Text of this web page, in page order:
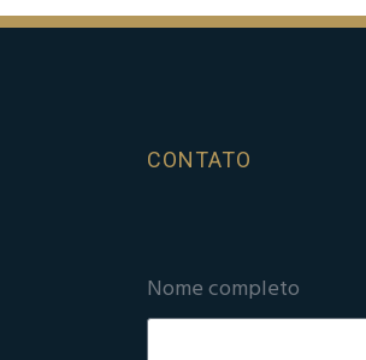
CONTATO
Nome completo